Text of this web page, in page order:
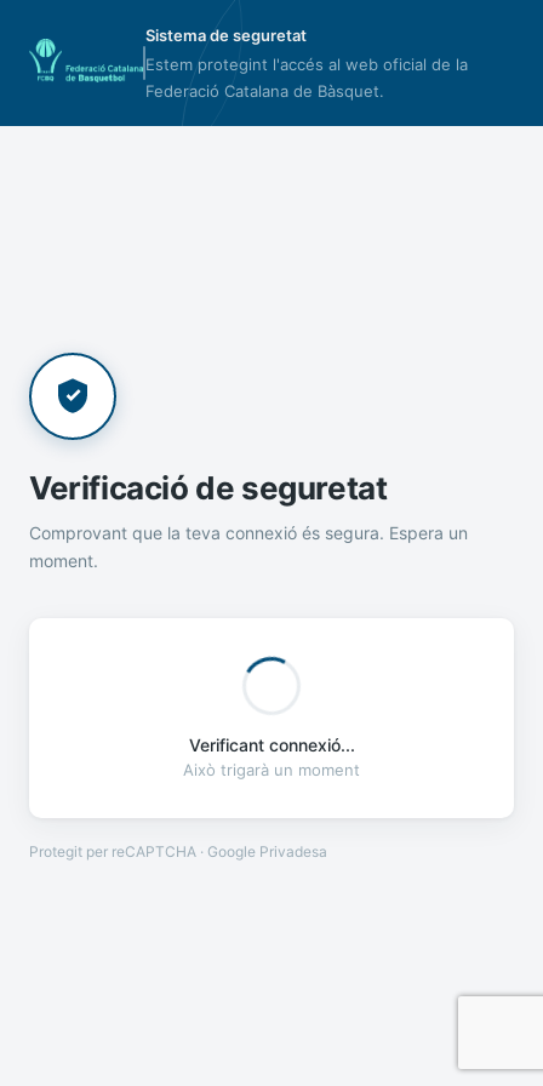
Sistema de seguretat
Estem protegint l'accés al web oficial de la
Federació Catalana de Bàsquet.
Verificació de seguretat
Comprovant que la teva connexió és segura. Espera un
moment.
Verificant connexió...
Això trigarà un moment
Protegit per reCAPTCHA · Google Privadesa